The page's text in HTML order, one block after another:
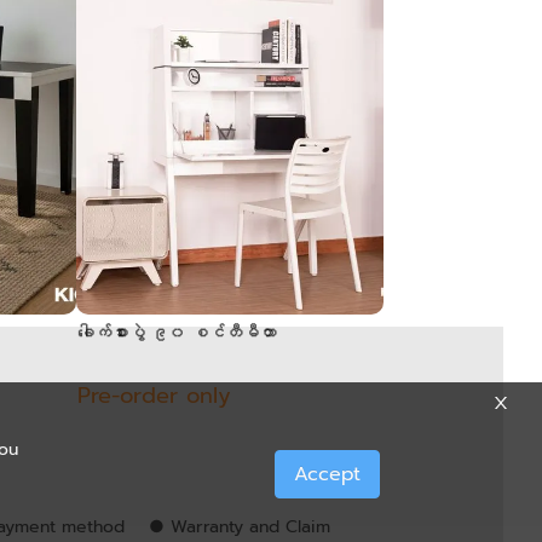
ခေါက်စားပွဲ ၉၀ စင်တီမီတာ
Pre-order only
method ● Warranty and Claim
Accept